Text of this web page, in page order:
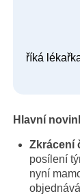
říká
Hlavní
Zkrácení
posílení
nyní